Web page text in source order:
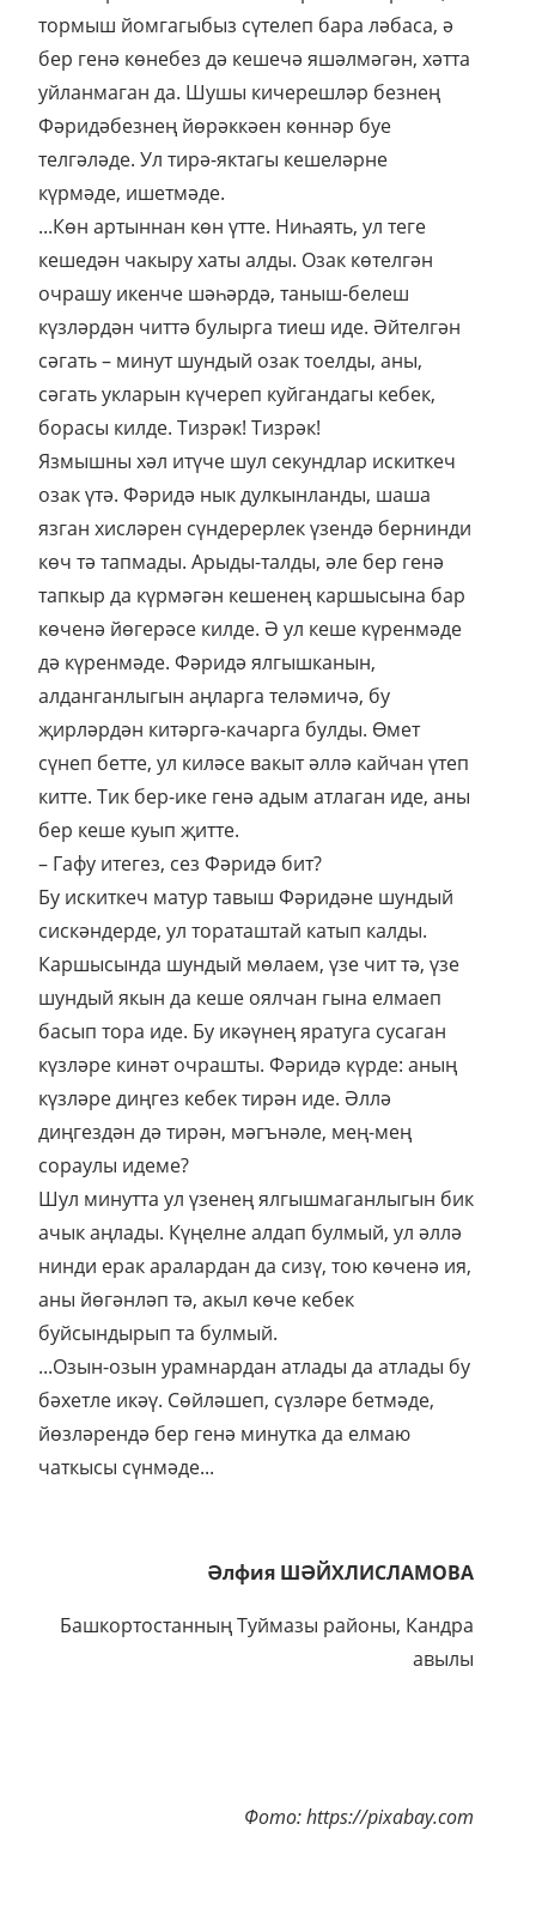
тормыш йомгагыбыз сүтелеп бара ләбаса, ә
бер генә көнебез дә кешечә яшәлмәгән, хәтта
уйланмаган да. Шушы кичерешләр безнең
Фәридәбезнең йөрәккәен көннәр буе
телгәләде. Ул тирә-яктагы кешеләрне
күрмәде, ишетмәде.
...Көн артыннан көн үтте. Ниһаять, ул теге
кешедән чакыру хаты алды. Озак көтелгән
очрашу икенче шәһәрдә, таныш-белеш
күзләрдән читтә булырга тиеш иде. Әйтелгән
сәгать – минут шундый озак тоелды, аны,
сәгать укларын күчереп куйгандагы кебек,
борасы килде. Тизрәк! Тизрәк!
Язмышны хәл итүче шул секундлар искиткеч
озак үтә. Фәридә нык дулкынланды, шаша
язган хисләрен сүндерерлек үзендә бернинди
көч тә тапмады. Арыды-талды, әле бер генә
тапкыр да күрмәгән кешенең каршысына бар
көченә йөгерәсе килде. Ә ул кеше күренмәде
дә күренмәде. Фәридә ялгышканын,
алданганлыгын аңларга теләмичә, бу
җирләрдән китәргә-качарга булды. Өмет
сүнеп бетте, ул киләсе вакыт әллә кайчан үтеп
китте. Тик бер-ике генә адым атлаган иде, аны
бер кеше куып җитте.
– Гафу итегез, сез Фәридә бит?
Бу искиткеч матур тавыш Фәридәне шундый
сискәндерде, ул тораташтай катып калды.
Каршысында шундый мөлаем, үзе чит тә, үзе
шундый якын да кеше оялчан гына елмаеп
басып тора иде. Бу икәүнең яратуга сусаган
күзләре кинәт очрашты. Фәридә күрде: аның
күзләре диңгез кебек тирән иде. Әллә
диңгездән дә тирән, мәгънәле, мең-мең
сораулы идеме?
Шул минутта ул үзенең ялгышмаганлыгын бик
ачык аңлады. Күңелне алдап булмый, ул әллә
нинди ерак аралардан да сизү, тою көченә ия,
аны йөгәнләп тә, акыл көче кебек
буйсындырып та булмый.
...Озын-озын урамнардан атлады да атлады бу
бәхетле икәү. Сөйләшеп, сүзләре бетмәде,
йөзләрендә бер генә минутка да елмаю
чаткысы сүнмәде...
Әлфия ШӘЙХЛИСЛАМОВА
Башкортостанның Туймазы районы, Кандра
авылы
Фото: https://pixabay.com